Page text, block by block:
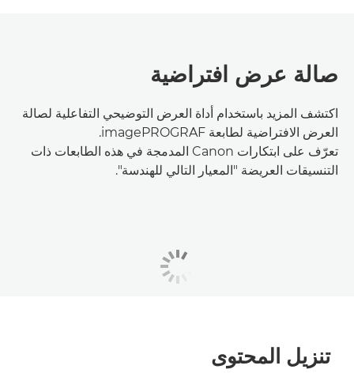
صالة عرض افتراضية
اكتشف المزيد باستخدام أداة العرض التوضيحي التفاعلية لصالة
العرض الافتراضية لطابعة imagePROGRAF.
تعرّف على ابتكارات Canon المدمجة في هذه الطابعات ذات
التنسيقات العريضة "المعيار التالي للهندسة".
تنزيل المحتوى